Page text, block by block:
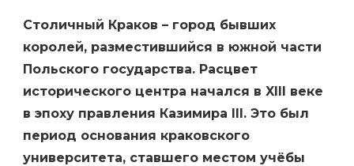
ПОПУЛЯРНЫХ
КРАКОВА
Столичный Краков – город бывших
королей, разместившийся в южной части
Польского государства. Расцвет
исторического центра начался в XIII веке
в эпоху правления Казимира III. Это был
период основания краковского
университета, ставшего местом учёбы